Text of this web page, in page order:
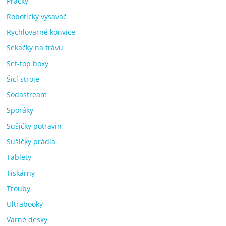
Robotický vysavač
Rychlovarné konvice
Sekačky na trávu
Set-top boxy
Šicí stroje
Sodastream
Sporáky
Sušičky potravin
Sušičky prádla
Tablety
Tiskárny
Trouby
Ultrabooky
Varné desky